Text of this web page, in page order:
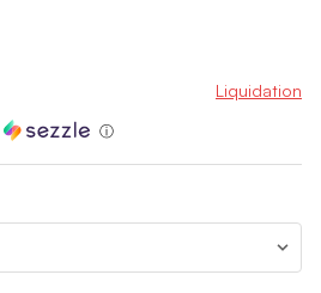
Liquidation
ⓘ